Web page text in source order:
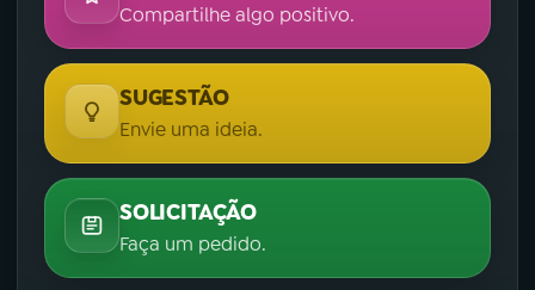
Compartilhe algo positivo.
SUGESTÃO
Envie uma ideia.
SOLICITAÇÃO
Faça um pedido.